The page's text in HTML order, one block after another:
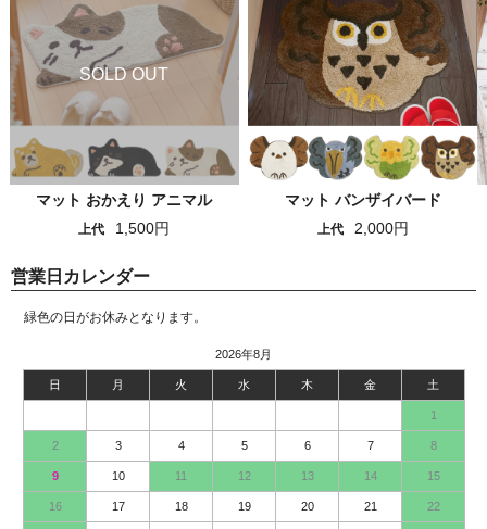
マット おかえり アニマル
上代 1,500円
マット バンザイバード
上代 2,000円
営業日カレンダー
緑色の日がお休みとなります。
2026年8月
日 月 火 水 木 金 土
1
2 3 4 5 6 7 8
9 10 11 12 13 14 15
16 17 18 19 20 21 22